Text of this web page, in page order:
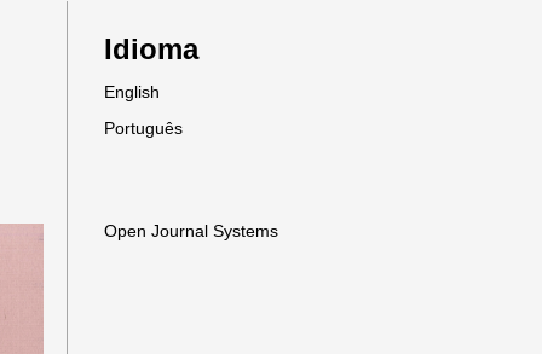
Idioma
English
Português
Open Journal Systems